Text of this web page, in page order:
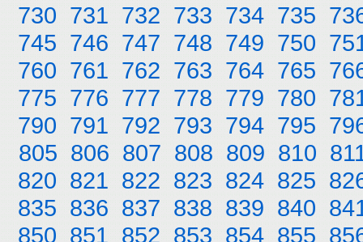
730 731 732 733 734 735
745 746 747 748 749 750
760 761 762 763 764 765
775 776 777 778 779 780
790 791 792 793 794 795
805 806 807 808 809 810
820 821 822 823 824 825
835 836 837 838 839 840
850 851 852 853 854 855